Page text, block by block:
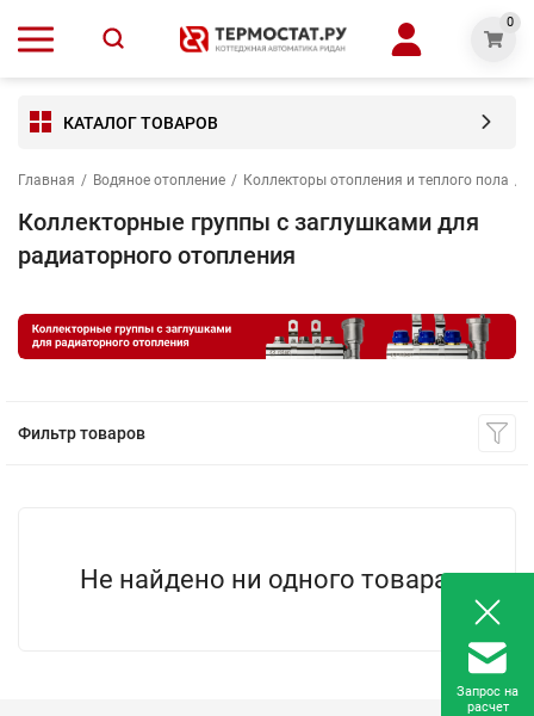
0
КАТАЛОГ ТОВАРОВ
Главная / Водяное отопление / Коллекторы отопления и теплого пола /
Коллекторные группы с заглушками для
радиаторного отопления
Фильтр товаров
Не найдено ни одного товара.
Запрос на
расчет